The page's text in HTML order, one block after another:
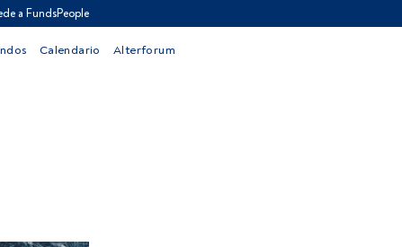
a FundsPeople
Calendario Alterforum